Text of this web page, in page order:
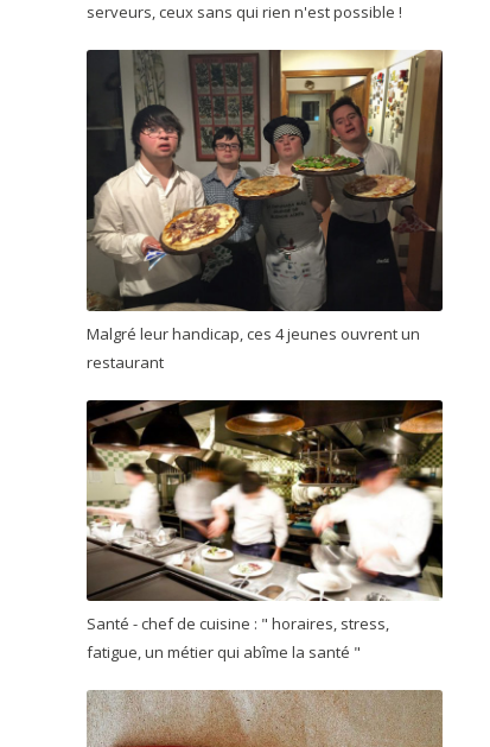
serveurs, ceux sans qui rien n'est possible !
Malgré leur handicap, ces 4 jeunes ouvrent un
restaurant
Santé - chef de cuisine : " horaires, stress,
fatigue, un métier qui abîme la santé "